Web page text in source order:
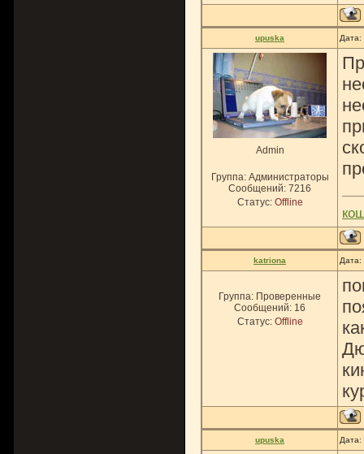
upuska
Admin
Группа: Администраторы
Сообщений: 7216
Статус: Offline
katriona
Группа: Проверенные
Сообщений: 16
Статус: Offline
upuska